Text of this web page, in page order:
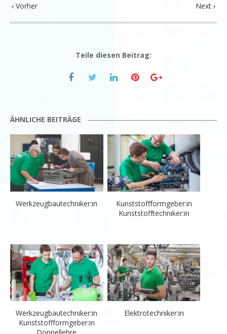
Vorher Next
Teile diesen Beitrag:
ÄHNLICHE BEITRÄGE
Werkzeugbautechniker:in
Kunststoffformgeber:in
Kunststofftechniker:in
Werkzeug­bau­techniker:in
Kunststoffformgeber:in
Elektrotechniker:in